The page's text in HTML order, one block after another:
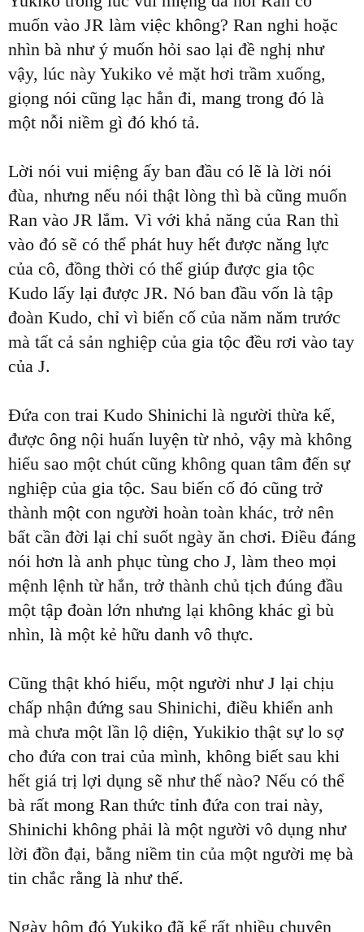
muốn vào JR làm việc không? Ran nghi hoặc
nhìn bà như ý muốn hỏi sao lại đề nghị như
vậy, lúc này Yukiko vẻ mặt hơi trầm xuống,
giọng nói cũng lạc hẳn đi, mang trong đó là
một nỗi niềm gì đó khó tả.
Lời nói vui miệng ấy ban đầu có lẽ là lời nói
đùa, nhưng nếu nói thật lòng thì bà cũng muốn
Ran vào JR lắm. Vì với khả năng của Ran thì
vào đó sẽ có thể phát huy hết được năng lực
của cô, đồng thời có thể giúp được gia tộc
Kudo lấy lại được JR. Nó ban đầu vốn là tập
đoàn Kudo, chỉ vì biến cố của năm năm trước
mà tất cả sản nghiệp của gia tộc đều rơi vào tay
của J.
Đứa con trai Kudo Shinichi là người thừa kế,
được ông nội huấn luyện từ nhỏ, vậy mà không
hiểu sao một chút cũng không quan tâm đến sự
nghiệp của gia tộc. Sau biến cố đó cũng trở
thành một con người hoàn toàn khác, trở nên
bất cần đời lại chỉ suốt ngày ăn chơi. Điều đáng
nói hơn là anh phục tùng cho J, làm theo mọi
mệnh lệnh từ hắn, trở thành chủ tịch đúng đầu
một tập đoàn lớn nhưng lại không khác gì bù
nhìn, là một kẻ hữu danh vô thực.
Cũng thật khó hiểu, một người như J lại chịu
chấp nhận đứng sau Shinichi, điều khiển anh
mà chưa một lần lộ diện, Yukikio thật sự lo sợ
cho đứa con trai của mình, không biết sau khi
hết giá trị lợi dụng sẽ như thế nào? Nếu có thể
bà rất mong Ran thức tỉnh đứa con trai này,
Shinichi không phải là một người vô dụng như
lời đồn đại, bằng niềm tin của một người mẹ bà
tin chắc rằng là như thế.
Ngày hôm đó Yukiko đã kể rất nhiều chuyện